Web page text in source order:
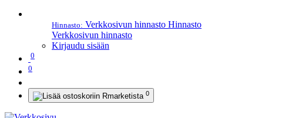
Hinnasto: Verkkosivun hinnasto Hinnasto
Verkkosivun hinnasto
Kirjaudu sisään
0
0
0